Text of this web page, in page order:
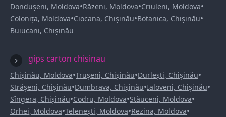
Dondușeni, Moldova•Răzeni, Moldova•Criuleni, Moldova•
Colonița, Moldova•Ciocana, Chișinău•Botanica, Chișinău•
Buiucani, Chișinău
gips carton chisinau
Chișinău, Moldova•Trușeni, Chișinău•Durlești, Chișinău•
Strășeni, Chișinău•Dumbrava, Chișinău•Ialoveni, Chișinău•
Sîngera, Chișinău•Codru, Moldova•Stăuceni, Moldova•
Orhei, Moldova•Telenești, Moldova•Rezina, Moldova•